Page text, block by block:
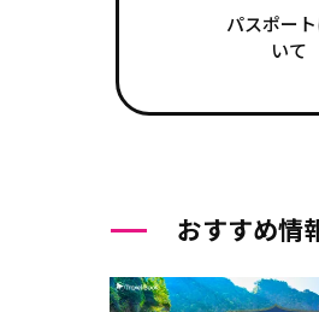
パスポー
いて
おすすめ情